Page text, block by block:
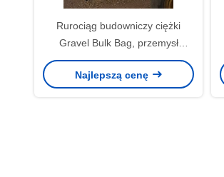
Rurociąg budowniczy ciężki
Gravel Bulk Bag, przemysł
naftowy Big Bag Two Ton
Najlepszą cenę